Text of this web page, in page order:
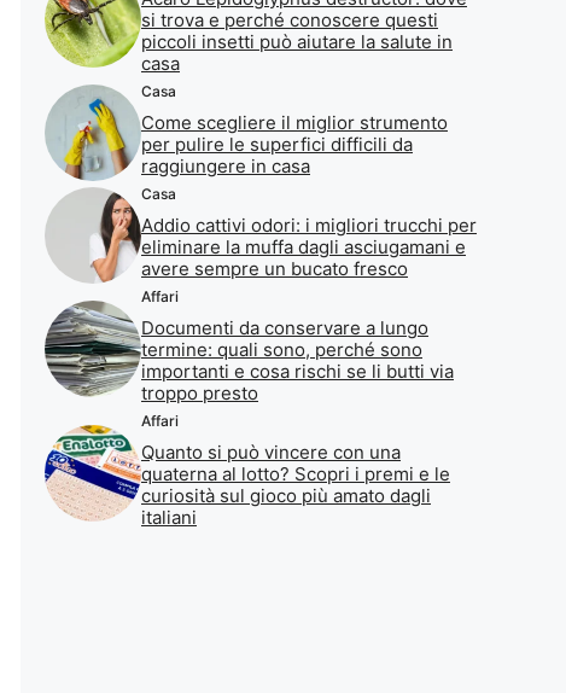
si trova e perché conoscere questi
piccoli insetti può aiutare la salute in
casa
Casa
Come scegliere il miglior strumento
per pulire le superfici difficili da
raggiungere in casa
Casa
Addio cattivi odori: i migliori trucchi per
eliminare la muffa dagli asciugamani e
avere sempre un bucato fresco
Affari
Documenti da conservare a lungo
termine: quali sono, perché sono
importanti e cosa rischi se li butti via
troppo presto
Affari
Quanto si può vincere con una
quaterna al lotto? Scopri i premi e le
curiosità sul gioco più amato dagli
italiani